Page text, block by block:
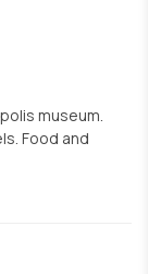
museum.
Food and